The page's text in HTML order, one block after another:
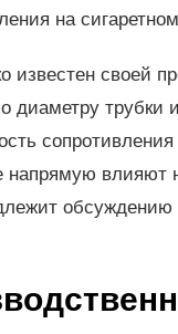
на
известен своей
диаметру
сопротивления
напрямую влияют